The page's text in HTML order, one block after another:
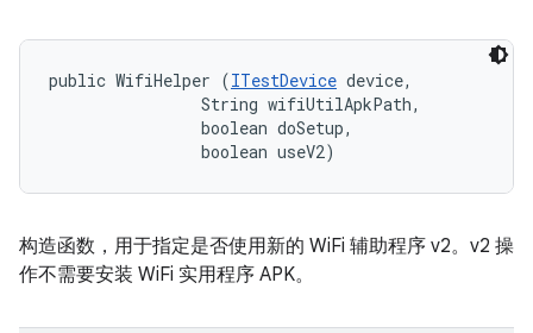
public WifiHelper (ITestDevice device,
                String wifiUtilApkPath,
                boolean doSetup,
                boolean useV2)
构造函数，用于指定是否使用新的 WiFi 辅助程序 v2。v2 操
作不需要安装 WiFi 实用程序 APK。